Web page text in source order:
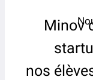
Minov
nos